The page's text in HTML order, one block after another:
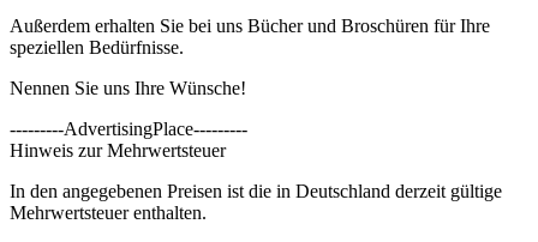
Außerdem erhalten Sie bei uns Bücher und Broschüren für Ihre
speziellen Bedürfnisse.
Nennen Sie uns Ihre Wünsche!
---------AdvertisingPlace---------
Hinweis zur Mehrwertsteuer
In den angegebenen Preisen ist die in Deutschland derzeit gültige
Mehrwertsteuer enthalten.